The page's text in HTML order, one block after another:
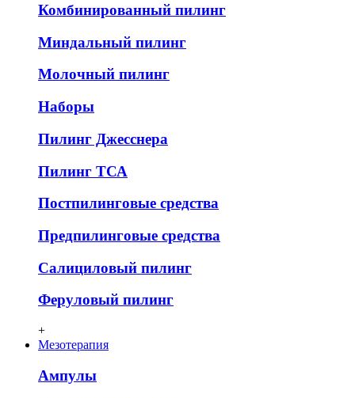
Комбинированный пилинг
Миндальный пилинг
Молочный пилинг
Наборы
Пилинг Джесснера
Пилинг ТСА
Постпилинговые средства
Предпилинговые средства
Салициловый пилинг
Феруловый пилинг
+
Мезотерапия
Ампулы